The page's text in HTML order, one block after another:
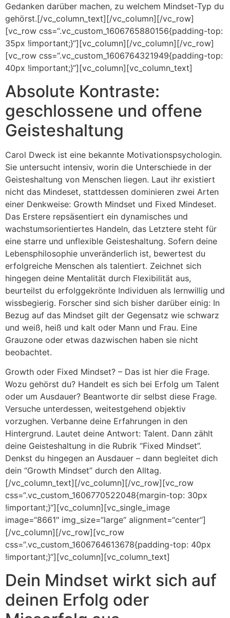
Gedanken darüber machen, zu welchem Mindset-Typ du
gehörst.[/vc_column_text][/vc_column][/vc_row]
[vc_row css=“.vc_custom_1606765880156{padding-top:
35px !important;}“][vc_column][/vc_column][/vc_row]
[vc_row css=“.vc_custom_1606764321949{padding-top:
40px !important;}“][vc_column][vc_column_text]
Absolute Kontraste:
geschlossene und offene
Geisteshaltung
Carol Dweck ist eine bekannte Motivationspsychologin.
Sie untersucht intensiv, worin die Unterschiede in der
Geisteshaltung von Menschen liegen. Laut ihr existiert
nicht das Mindeset, stattdessen dominieren zwei Arten
einer Denkweise: Growth Mindset und Fixed Mindeset.
Das Erstere repsäsentiert ein dynamisches und
wachstumsorientiertes Handeln, das Letztere steht für
eine starre und unflexible Geisteshaltung. Sofern deine
Lebensphilosophie unveränderlich ist, bewertest du
erfolgreiche Menschen als talentiert. Zeichnet sich
hingegen deine Mentalität durch Flexibilität aus,
beurteilst du erfolggekrönte Individuen als lernwillig und
wissbegierig. Forscher sind sich bisher darüber einig: In
Bezug auf das Mindset gilt der Gegensatz wie schwarz
und weiß, heiß und kalt oder Mann und Frau. Eine
Grauzone oder etwas dazwischen haben sie nicht
beobachtet.
Growth oder Fixed Mindset? – Das ist hier die Frage.
Wozu gehörst du? Handelt es sich bei Erfolg um Talent
oder um Ausdauer? Beantworte dir selbst diese Frage.
Versuche unterdessen, weitestgehend objektiv
vorzughen. Verbanne deine Erfahrungen in den
Hintergrund. Lautet deine Antwort: Talent. Dann zählt
deine Geisteshaltung in die Rubrik “Fixed Mindset”.
Denkst du hingegen an Ausdauer – dann begleitet dich
dein “Growth Mindset” durch den Alltag.
[/vc_column_text][/vc_column][/vc_row][vc_row
css=“.vc_custom_1606770522048{margin-top: 30px
!important;}“][vc_column][vc_single_image
image=“8661″ img_size=“large“ alignment=“center“]
[/vc_column][/vc_row][vc_row
css=“.vc_custom_1606764613678{padding-top: 40px
!important;}“][vc_column][vc_column_text]
Dein Mindset wirkt sich auf
deinen Erfolg oder